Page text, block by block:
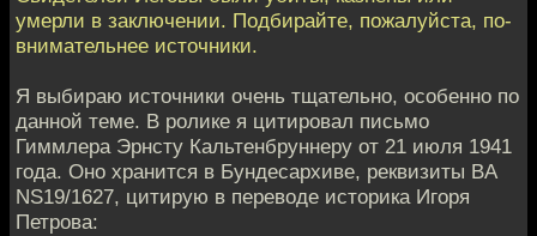
умерли в заключении. Подбирайте, пожалуйста, по-
внимательнее источники.
Я выбираю источники очень тщательно, особенно по
данной теме. В ролике я цитировал письмо
Гиммлера Эрнсту Кальтенбруннеру от 21 июля 1941
года. Оно хранится в Бундесархиве, реквизиты BA
NS19/1627, цитирую в переводе историка Игоря
Петрова: